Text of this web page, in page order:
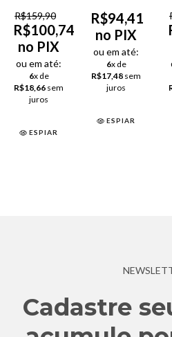
Eclipse
Feminino
R$159,90
R$100,74
no PIX
ou em até:
6x de
R$18,66 sem
juros
ESPIAR
Flex
Feminina
R$94,41
no PIX
ou em até:
6x de
R$17,48 sem
juros
ESPIAR
Cadastre